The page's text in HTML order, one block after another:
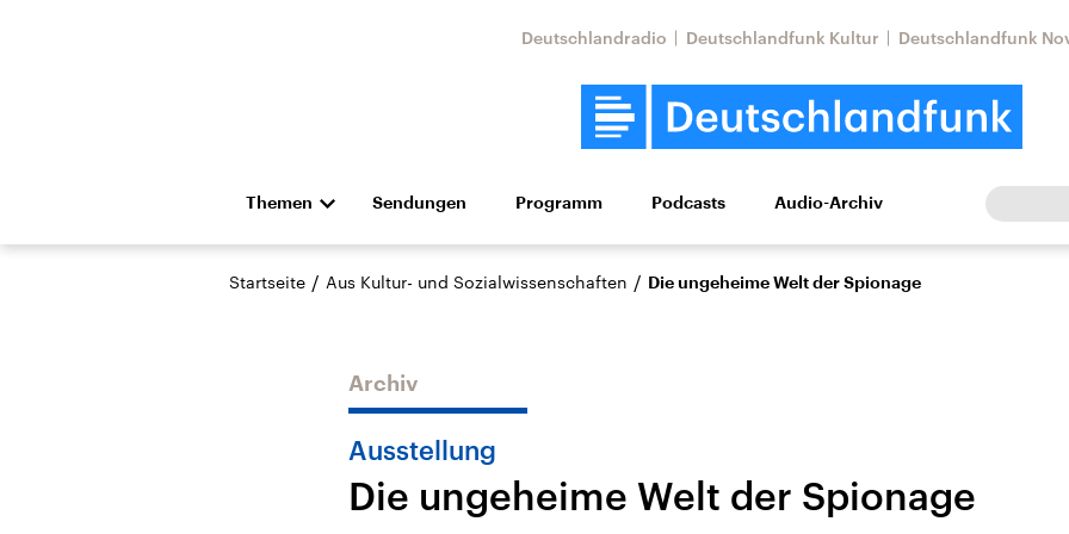
Deutschlandradio Deutschlandfunk Kultur Deutschlandfunk
Themen
Die Nachrichten Politik Wirtschaft Wissen Kultur Europa
Hörspiel und Feature Musik
Landtagswahl Sachsen-
USA
Aktuelle Beiträge,
Nahostkonflikt
Aktuelle Lage und
Iran
Aktuelle Lage und
Sendungen Programm Podcasts Audio-Archiv
Startseite / Aus Kultur- und Sozialwissenschaften / Die ungeheime Welt der Spionage
Archiv
Ausstellung
Die ungeheime Welt der Spionage